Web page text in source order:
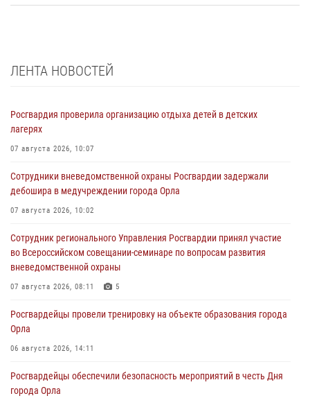
ЛЕНТА НОВОСТЕЙ
Росгвардия проверила организацию отдыха детей в детских
лагерях
07 августа 2026, 10:07
Сотрудники вневедомственной охраны Росгвардии задержали
дебошира в медучреждении города Орла
07 августа 2026, 10:02
Сотрудник регионального Управления Росгвардии принял участие
во Всероссийском совещании-семинаре по вопросам развития
вневедомственной охраны
07 августа 2026, 08:11 5
Росгвардейцы провели тренировку на объекте образования города
Орла
06 августа 2026, 14:11
Росгвардейцы обеспечили безопасность мероприятий в честь Дня
города Орла